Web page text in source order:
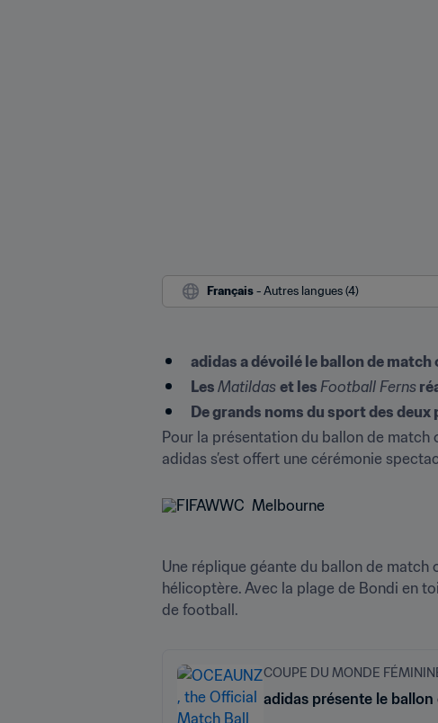
Français - Autres langues (4)
adidas a dévoilé le ballon de
Les Matildas et les Football Ferns
De grands noms du sport des
Pour la présentation du ballon de match
adidas s’est offert une cérémonie
Une réplique géante du ballon de
hélicoptère. Avec la plage de Bondi en
de football.
COUPE DU MONDE
adidas présente le